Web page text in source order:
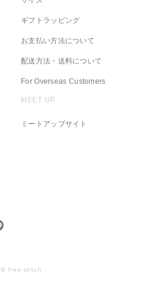
ギフトラッピング
お支払い方法について
配送方法・送料について
For Overseas Customers
MEET UP
ミートアップサイト
© free stitch